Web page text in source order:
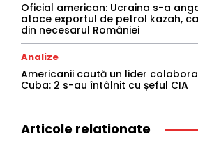
Oficial american: Ucraina s-a
atace exportul de petrol kazah,
din necesarul României
Analize
Americanii caută un lider
Cuba: 2 s-au întâlnit cu șeful CIA
Articole relationate